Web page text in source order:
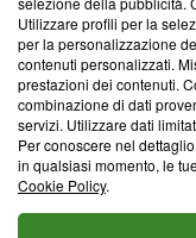
Redazione
Informativa Privacy
Cookie Policy
Blasting SA, IDI
Lugano (Svizzera)
© 2026 Blasting News
Utilizzare profili per la
per la personalizzazione
contenuti personalizzati.
prestazioni dei contenuti.
combinazione di dati
servizi. Utilizzare dati
Per conoscere nel
in qualsiasi momento, le
Cookie Policy.